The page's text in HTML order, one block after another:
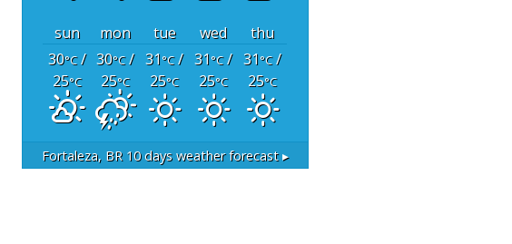
sun mon tue wed
thu
30°C/
25°C
30°C/
25°C
31°C/
25°C
31°C/
25°C
31°C/
25°C
Fortaleza, BR 10 days weather forecast ▸